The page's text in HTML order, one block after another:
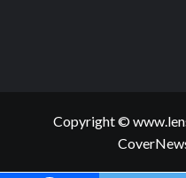
Copyright ©